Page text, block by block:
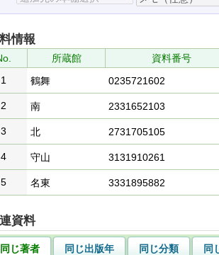
情報
所蔵館 資料番号
1
鶴舞 0235721602
2 南 2331652103
3 北 2731705105
4 守山 3131910261
5 名東 3331895882
資料
同じ著者 同じ出版年 同じ分類
同